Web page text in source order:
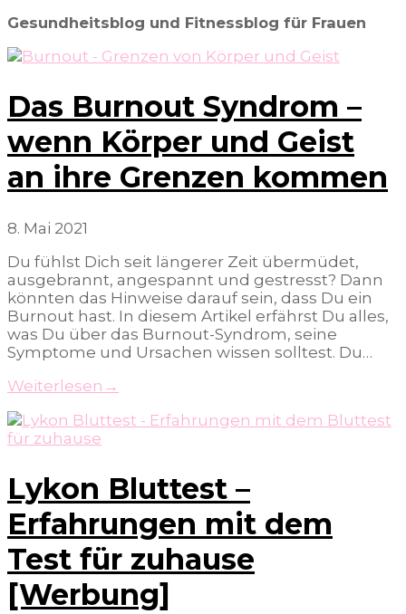
Gesundheitsblog und Fitnessblog für Frauen
Das Burnout Syndrom –
wenn Körper und Geist
an ihre Grenzen kommen
8. Mai 2021
Du fühlst Dich seit längerer Zeit übermüdet,
ausgebrannt, angespannt und gestresst? Dann
könnten das Hinweise darauf sein, dass Du ein
Burnout hast. In diesem Artikel erfährst Du alles,
was Du über das Burnout-Syndrom, seine
Symptome und Ursachen wissen solltest. Du…
Weiterlesen →
Lykon Bluttest –
Erfahrungen mit dem
Test für zuhause
[Werbung]